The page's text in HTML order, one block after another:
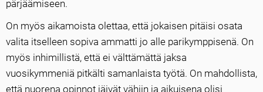
pärjäämiseen.
On myös aikamoista olettaa, että jokaisen pitäisi osata
valita itselleen sopiva ammatti jo alle parikymppisenä. On
myös inhimillistä, että ei välttämättä jaksa
vuosikymmeniä pitkälti samanlaista työtä. On mahdollista,
että nuorena opinnot jäivät vähiin ja aikuisena olisi